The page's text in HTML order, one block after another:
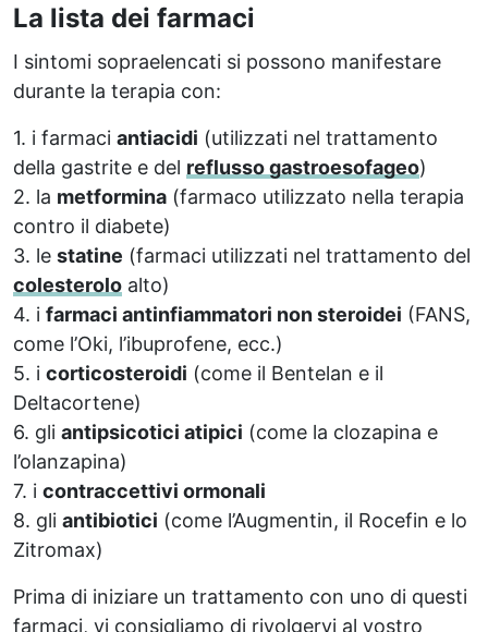
La lista dei farmaci
I sintomi sopraelencati si possono manifestare
durante la terapia con:
1. i farmaci antiacidi (utilizzati nel trattamento
della gastrite e del reflusso gastroesofageo)
2. la metformina (farmaco utilizzato nella terapia
contro il diabete)
3. le statine (farmaci utilizzati nel trattamento del
colesterolo alto)
4. i farmaci antinfiammatori non steroidei (FANS,
come l’Oki, l’ibuprofene, ecc.)
5. i corticosteroidi (come il Bentelan e il
Deltacortene)
6. gli antipsicotici atipici (come la clozapina e
l’olanzapina)
7. i contraccettivi ormonali
8. gli antibiotici (come l’Augmentin, il Rocefin e lo
Zitromax)
Prima di iniziare un trattamento con uno di questi
farmaci, vi consigliamo di rivolgervi al vostro